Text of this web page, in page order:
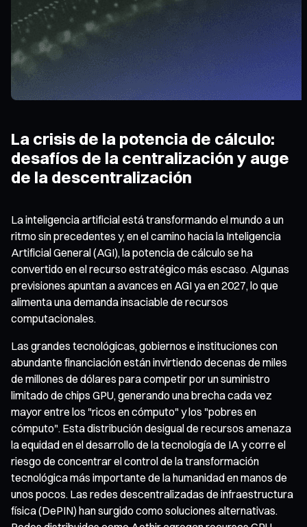
La crisis de la potencia de cálculo:
desafíos de la centralización y auge
de la descentralización
La inteligencia artificial está transformando el mundo a un
ritmo sin precedentes y, en el camino hacia la Inteligencia
Artificial General (AGI), la potencia de cálculo se ha
convertido en el recurso estratégico más escaso. Algunas
previsiones apuntan a avances en AGI ya en 2027, lo que
alimenta una demanda insaciable de recursos
computacionales.
Las grandes tecnológicas, gobiernos e instituciones con
abundante financiación están invirtiendo decenas de miles
de millones de dólares para competir por un suministro
limitado de chips GPU, generando una brecha cada vez
mayor entre los "ricos en cómputo" y los "pobres en
cómputo". Esta distribución desigual de recursos amenaza
la equidad en el desarrollo de la tecnología de IA y corre el
riesgo de concentrar el control de la transformación
tecnológica más importante de la humanidad en manos de
unos pocos. Las redes descentralizadas de infraestructura
física (DePIN) han surgido como soluciones alternativas.